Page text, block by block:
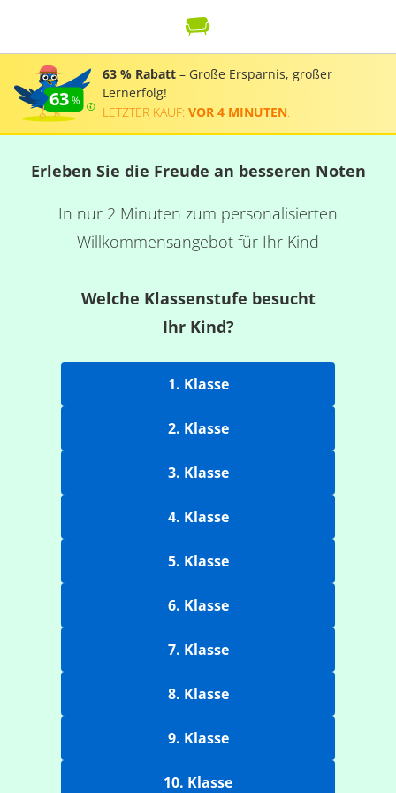
63
63 % Rabatt – Große Ersparnis, großer
Lernerfolg!
LETZTER KAUF: VOR 4 MINUTEN
Erleben Sie die Freude an besseren Noten
In nur 2 Minuten zum personalisierten
Willkommensangebot für Ihr Kind
Welche Klassenstufe besucht
Ihr Kind?
1. Klasse
2. Klasse
3. Klasse
4. Klasse
5. Klasse
6. Klasse
7. Klasse
8. Klasse
9. Klasse
10. Klasse